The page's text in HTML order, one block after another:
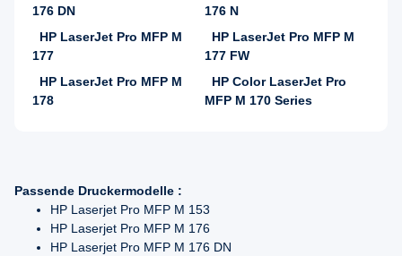
176 DN
176 N
HP LaserJet Pro MFP M
177
HP LaserJet Pro MFP M
177 FW
HP LaserJet Pro MFP M
178
HP Color LaserJet Pro
MFP M 170 Series
Passende Druckermodelle :
HP Laserjet Pro MFP M 153
HP Laserjet Pro MFP M 176
HP Laserjet Pro MFP M 176 DN